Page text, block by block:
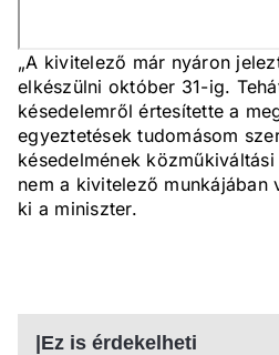
„A kivitelező már nyáron
elkészülni október 31-ig.
késedelemről értesítette a
egyeztetések tudomásom
késedelmének
nem a kivitelező munkájában
ki a miniszter.